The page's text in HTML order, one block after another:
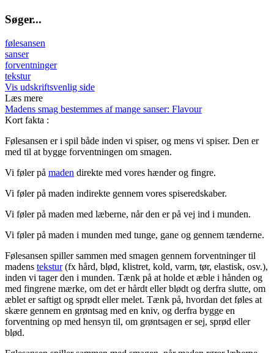
Søger...
følesansen
sanser
forventninger
tekstur
Vis udskriftsvenlig side
Læs mere
Madens smag bestemmes af mange sanser: Flavour
Kort fakta :
Følesansen er i spil både inden vi spiser, og mens vi spiser. Den er
med til at bygge forventningen om smagen.
Vi føler på maden direkte med vores hænder og fingre.
Vi føler på maden indirekte gennem vores spiseredskaber.
Vi føler på maden med læberne, når den er på vej ind i munden.
Vi føler på maden i munden med tunge, gane og gennem tænderne.
Følesansen spiller sammen med smagen gennem forventninger til
madens tekstur(fx hård, blød, klistret, kold, varm, tør, elastisk, osv.),
inden vi tager den i munden. Tænk på at holde et æble i hånden og
med fingrene mærke, om det er hårdt eller blødt og derfra slutte, om
æblet er saftigt og sprødt eller melet. Tænk på, hvordan det føles at
skære gennem en grøntsag med en kniv, og derfra bygge en
forventning op med hensyn til, om grøntsagen er sej, sprød eller
blød.